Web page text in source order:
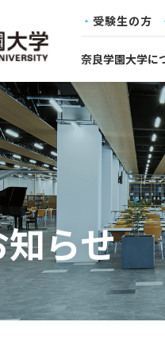
受験生の方
奈良学園大学に
らせ